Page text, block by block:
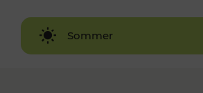
Sommer
Winter